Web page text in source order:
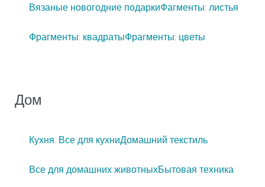
Вязаные новогодние подаркиФагменты: листья
Фрагменты: квадратыФрагменты: цветы
Дом
Кухня. Все для кухниДомашний текстиль
Все для домашних животныхБытовая техника